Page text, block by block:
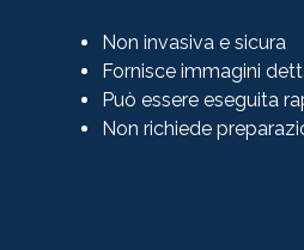
Non invasiva e sicura
Fornisce immagini
Può essere eseguita
Non richiede